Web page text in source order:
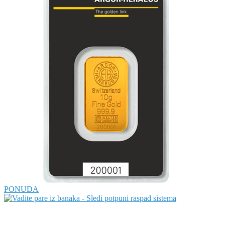
PONUDA